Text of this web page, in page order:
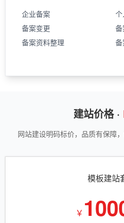
企业备案
备案变更
备案资料整理
建站价格 ·
网站建设明码标价，品质有保障
模板建站
￥